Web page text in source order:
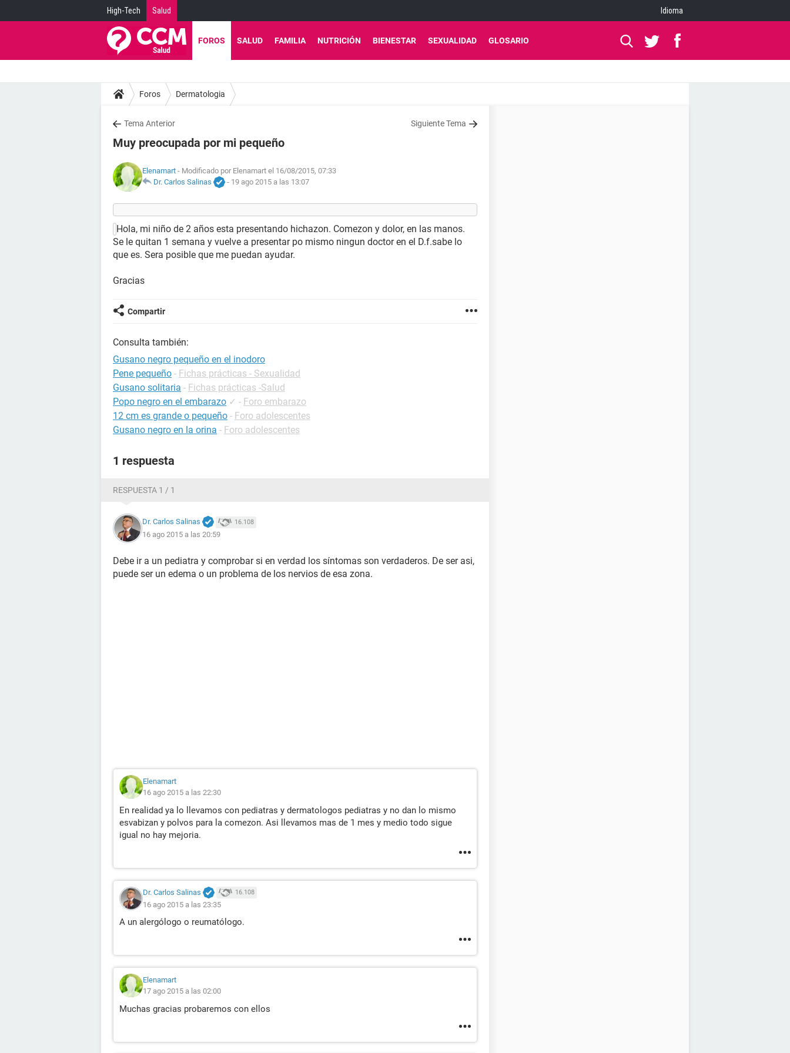
High-Tech Salud Idioma
FOROS SALUD FAMILIA NUTRICIÓN BIENESTAR SEXUALIDAD GLOSARIO
Foros Dermatologia
Tema Anterior Siguiente Tema
Muy preocupada por mi pequeño
Elenamart - Modificado por Elenamart el 16/08/2015, 07:33
Dr. Carlos Salinas
- 19 ago 2015 a las 13:07
Hola, mi niño de 2 años esta presentando hichazon. Comezon y dolor, en las manos.
Se le quitan 1 semana y vuelve a presentar po mismo ningun doctor en el D.f.sabe lo
que es. Sera posible que me puedan ayudar.
Gracias
Compartir
Consulta también:
Gusano negro pequeño en el inodoro
Pene pequeño - Fichas prácticas - Sexualidad
Gusano solitaria - Fichas prácticas -Salud
Popo negro en el embarazo ✓ - Foro embarazo
12 cm es grande o pequeño - Foro adolescentes
Gusano negro en la orina - Foro adolescentes
1 respuesta
RESPUESTA 1 / 1
Dr. Carlos Salinas 16.108
16 ago 2015 a las 20:59
Debe ir a un pediatra y comprobar si en verdad los síntomas son verdaderos. De ser asi,
puede ser un edema o un problema de los nervios de esa zona.
Elenamart
16 ago 2015 a las 22:30
En realidad ya lo llevamos con pediatras y dermatologos pediatras y no dan lo mismo
esvabizan y polvos para la comezon. Asi llevamos mas de 1 mes y medio todo sigue
igual no hay mejoria.
Dr. Carlos Salinas 16.108
16 ago 2015 a las 23:35
A un alergólogo o reumatólogo.
Elenamart
17 ago 2015 a las 02:00
Muchas gracias probaremos con ellos